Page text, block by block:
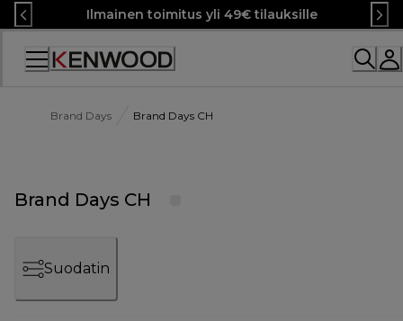
Skip
to
Content
Ilmainen toimitus yli 49€ tilauksille
Brand Days Brand Days CH
Brand Days CH
Suodatin